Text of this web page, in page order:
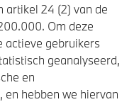
artikel 24 (2) van de
Om deze
actieve gebruikers
geanalyseerd,
en
hebben we hiervan